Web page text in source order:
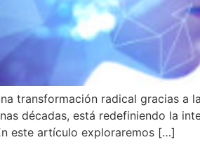
transformación radical gracias a
décadas, está redefiniendo la
este artículo exploraremos […]